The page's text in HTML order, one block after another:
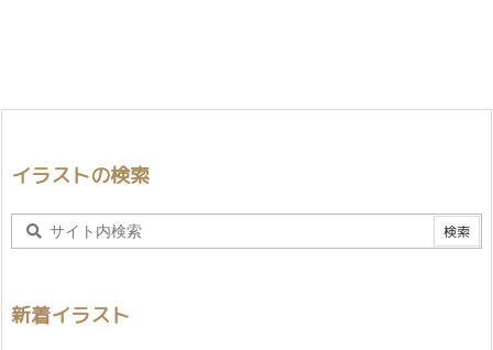
イラストの検索
新着イラスト